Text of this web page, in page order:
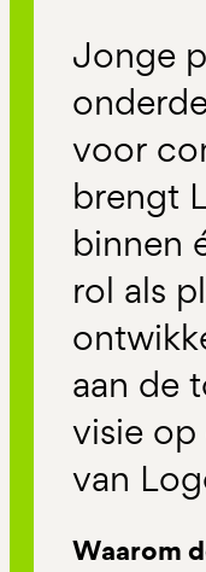
Jonge
voor
brengt
binnen
rol als
aan de
visie
van
Waarom